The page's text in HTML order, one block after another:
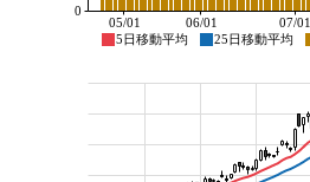
5日移動平均 25日移動平均
07/01
06/01
05/01
0